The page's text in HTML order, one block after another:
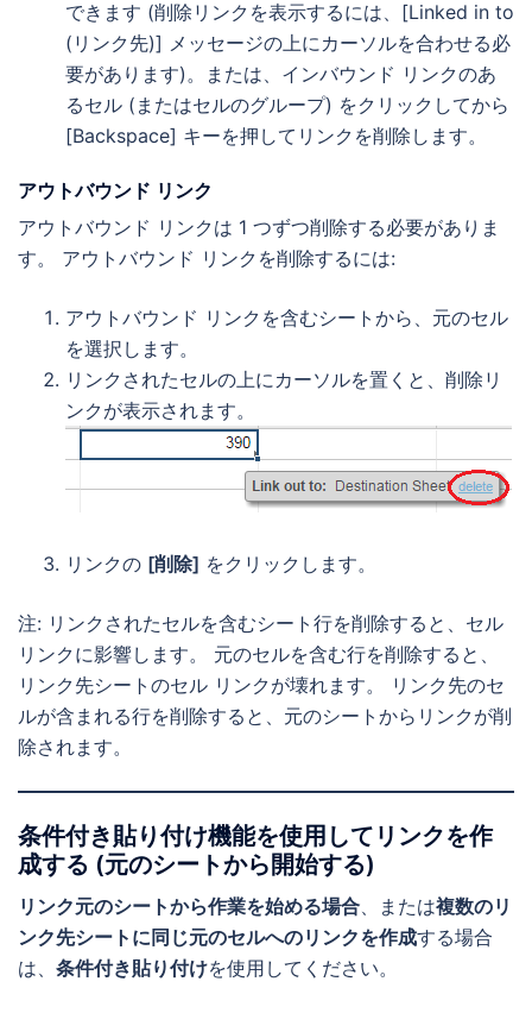
できます (削除リンクを表示するには、[Linked in to
(リンク先)] メッセージの上にカーソルを合わせる必
要があります)。または、インバウンド リンクのあ
るセル (またはセルのグループ) をクリックしてから
[Backspace] キーを押してリンクを削除します。
アウトバウンド リンク
アウトバウンド リンクは 1 つずつ削除する必要がありま
す。 アウトバウンド リンクを削除するには:
アウトバウンド リンクを含むシートから、元のセル
を選択します。
リンクされたセルの上にカーソルを置くと、削除リ
ンクが表示されます。
リンクの [削除] をクリックします。
注: リンクされたセルを含むシート行を削除すると、セル
リンクに影響します。 元のセルを含む行を削除すると、
リンク先シートのセル リンクが壊れます。 リンク先のセ
ルが含まれる行を削除すると、元のシートからリンクが削
除されます。
条件付き貼り付け機能を使用してリンクを作
成する (元のシートから開始する)
リンク元のシートから作業を始める場合 、または複数のリ
ンク先シートに同じ元のセルへのリンクを作成する場合
は、 条件付き貼り付けを使用してください。